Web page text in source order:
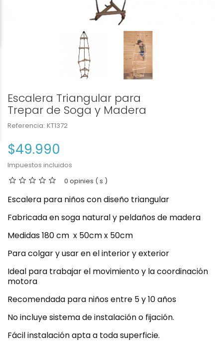
Escalera Triangular para
Trepar de Soga y Madera
Referencia: KT1372
$49.990
Impuestos incluidos
0 opinies ( s )
Escalera para niños con diseño triangular
Fabricada en soga natural y peldaños de madera
Medidas 180 cm x 50cm x 50cm
Para colgar y usar en el interior y exterior
Ideal para trabajar el movimiento y la coordinación
motora
Recomendada para niños entre 5 y 10 años
No incluye sistema de instalación o fijación.
Fácil instalación apta a toda superficie.